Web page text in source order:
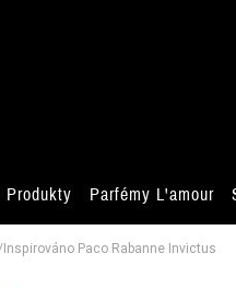
Produkty Parfémy L'amour
Paco Rabanne Invictus